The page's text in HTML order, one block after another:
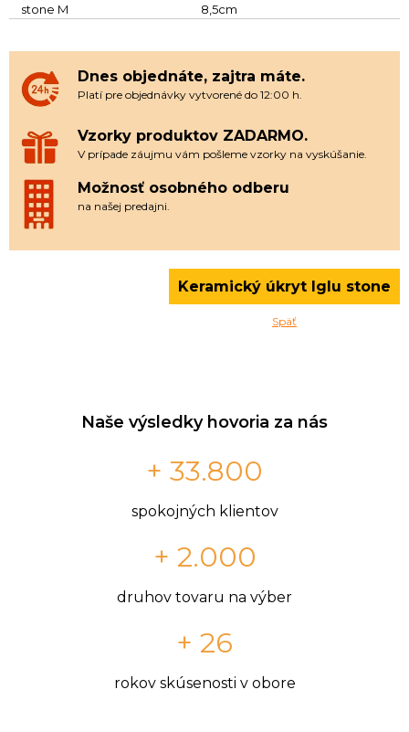
stone M
8,5cm
Dnes objednáte, zajtra máte.
Platí pre objednávky vytvorené do 12:00 h.
Vzorky produktov ZADARMO.
V prípade záujmu vám pošleme vzorky na vyskúšanie.
Možnosť osobného odberu
na našej predajni.
Keramický úkryt Iglu stone
Späť
Naše výsledky hovoria za nás
+ 33.800
spokojných klientov
+ 2.000
druhov tovaru na výber
+ 26
rokov skúsenosti v obore